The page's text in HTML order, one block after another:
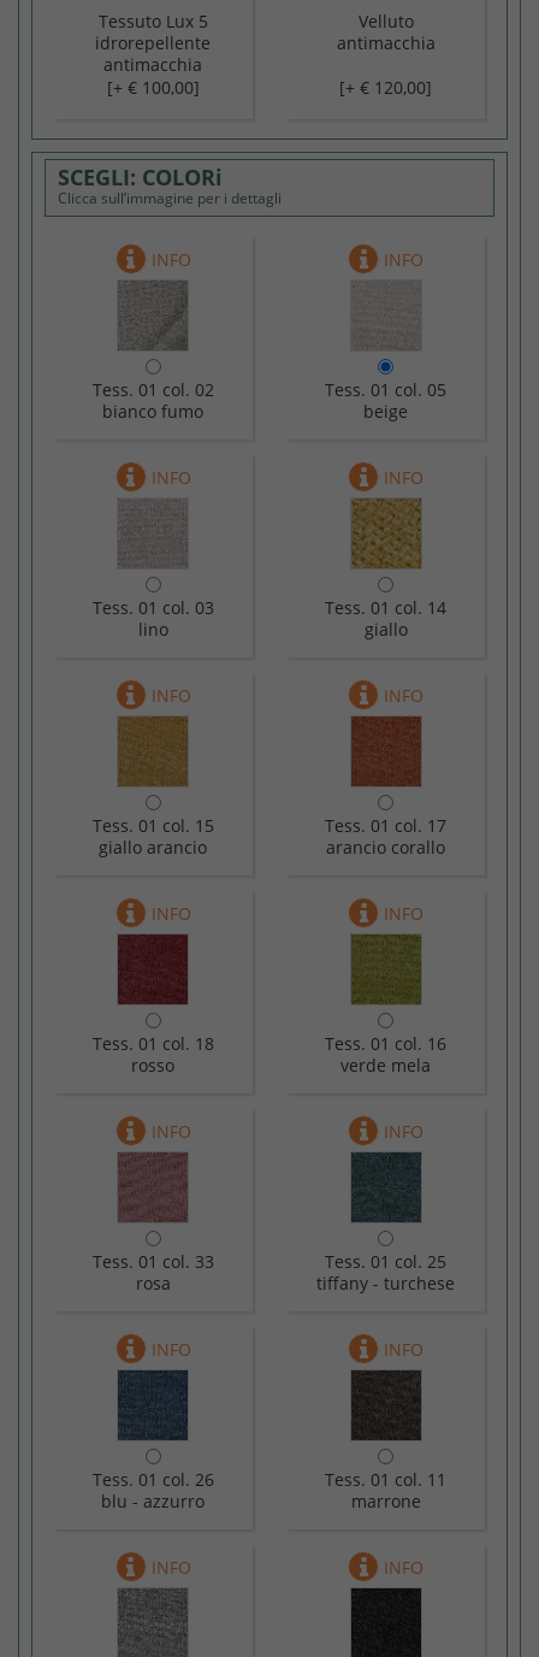
Tessuto Lux 5
idrorepellente
antimacchia
[+ € 100,00]
Velluto
antimacchia
[+ € 120,00]
COLORi
Clicca sull’immagine per i dettagli
Tess. 01 col. 02
bianco fumo
Tess. 01 col. 05
beige
Tess. 01 col. 03
lino
Tess. 01 col. 14
giallo
Tess. 01 col. 15
giallo arancio
Tess. 01 col. 17
arancio corallo
Tess. 01 col. 18
rosso
Tess. 01 col. 16
verde mela
Tess. 01 col. 33
rosa
Tess. 01 col. 25
tiffany - turchese
Tess. 01 col. 26
blu - azzurro
Tess. 01 col. 11
marrone